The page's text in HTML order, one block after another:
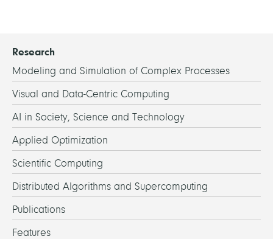
Research
Modeling and Simulation of Complex Processes
Visual and Data-Centric Computing
AI in Society, Science and Technology
Applied Optimization
Scientific Computing
Distributed Algorithms and Supercomputing
Publications
Features